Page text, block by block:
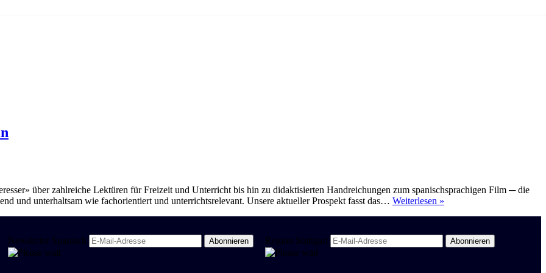
über zahlreiche Lektüren für Freizeit und Unterricht bis hin zu didaktisierten Handreichungen zum spanischsprachigen Film ─ die
und unterhaltsam wie fachorientiert und unterrichtsrelevant. Unsere aktueller Prospekt fasst das… Weiterlesen »
mit
fast
Newsletter Spanisch Region Stuttgart